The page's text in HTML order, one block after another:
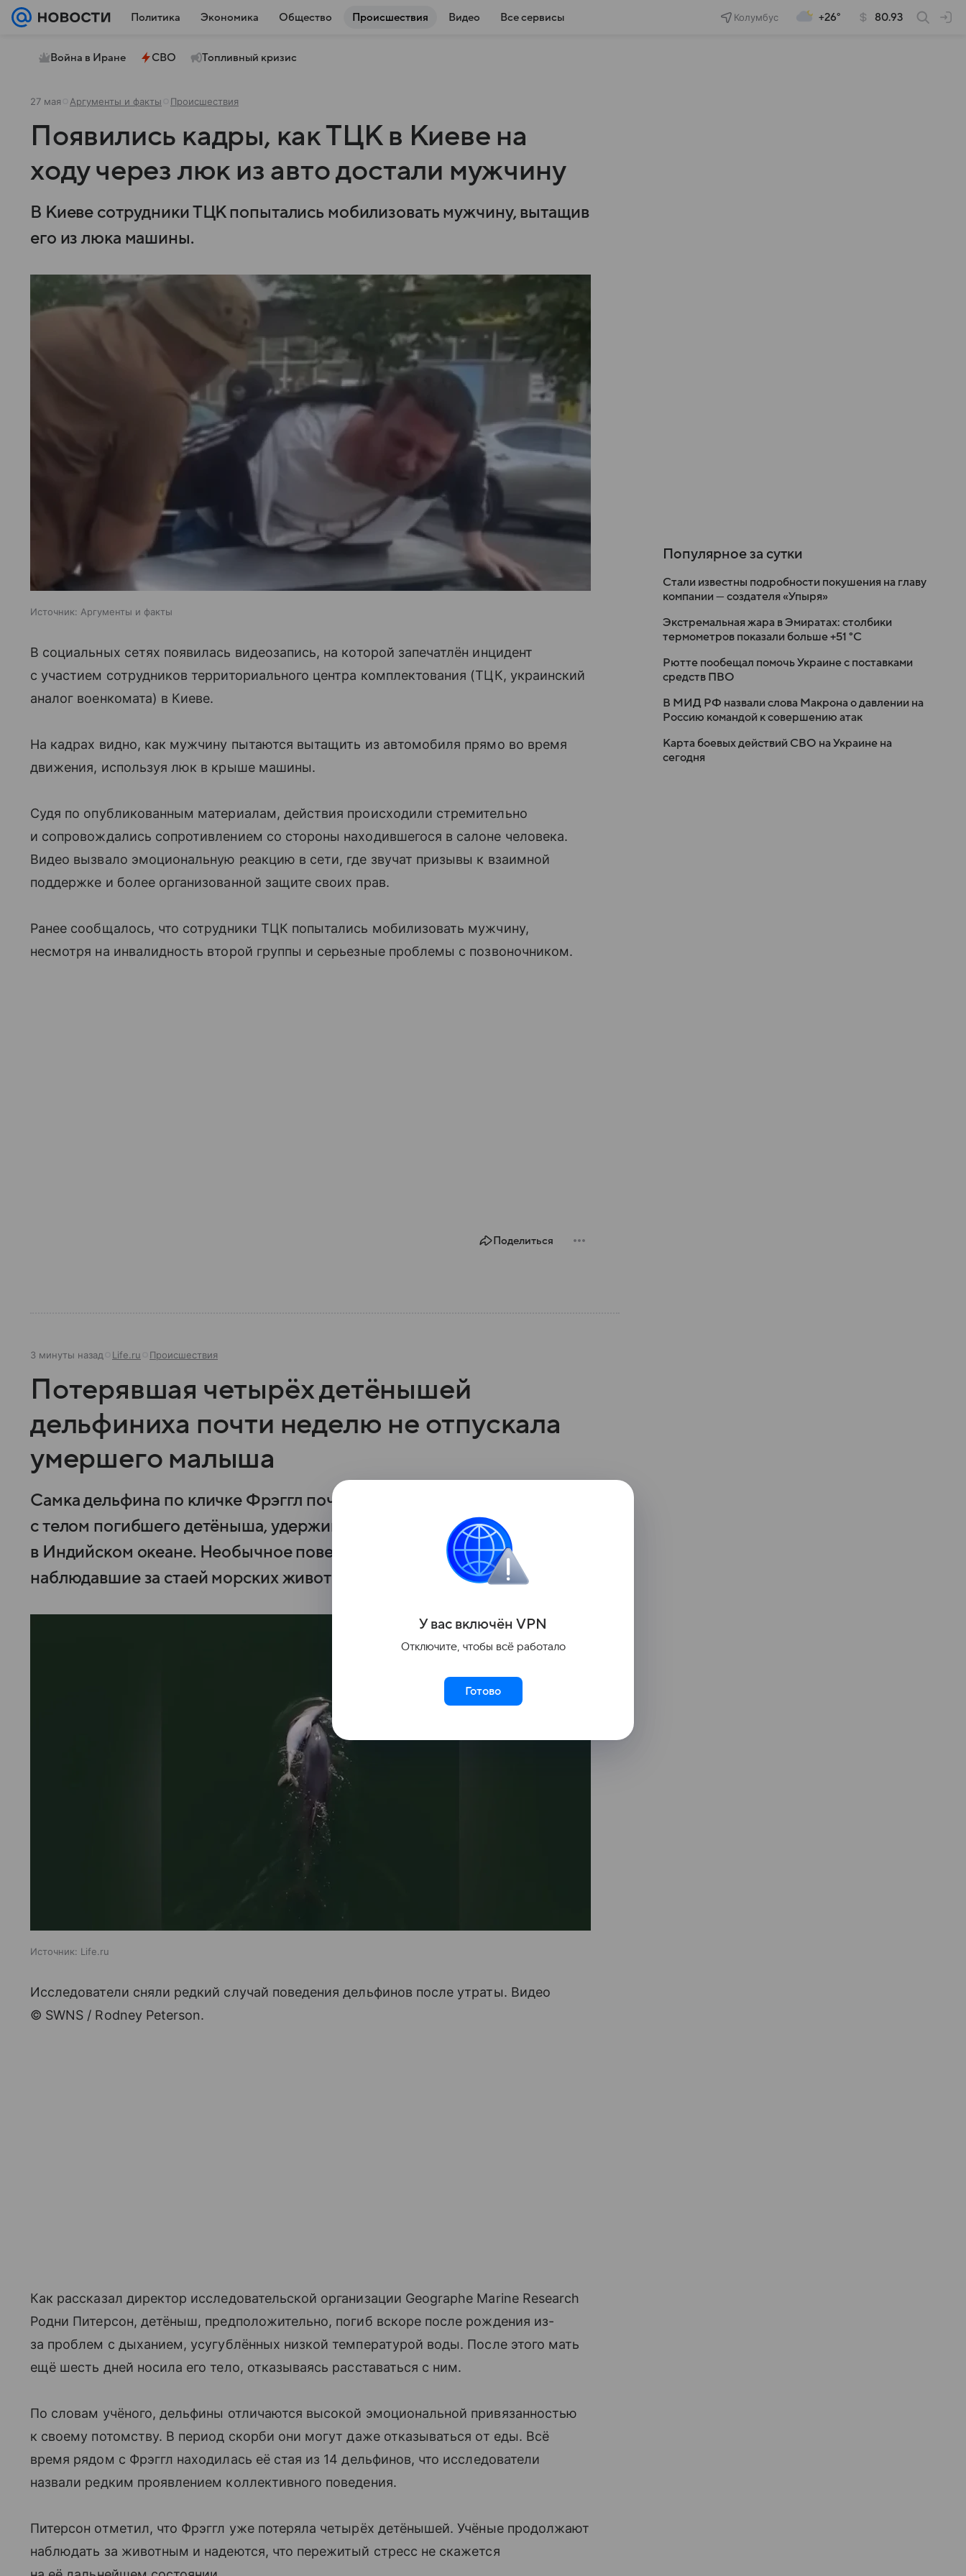
Политика Экономика Общество Происшествия Видео Все сервисы Колумбус +26° 80.93
Война в Иране СВО Топливный кризис
27 мая Аргументы и факты Происшествия
Появились кадры, как ТЦК в Киеве на
ходу через люк из авто достали мужчину
В Киеве сотрудники ТЦК попытались мобилизовать мужчину, вытащив
его из люка машины.
Источник: Аргументы и факты
В социальных сетях появилась видеозапись, на которой запечатлён инцидент
с участием сотрудников территориального центра комплектования (ТЦК, украинский
аналог военкомата) в Киеве.
На кадрах видно, как мужчину пытаются вытащить из автомобиля прямо во время
движения, используя люк в крыше машины.
Судя по опубликованным материалам, действия происходили стремительно
и сопровождались сопротивлением со стороны находившегося в салоне человека.
Видео вызвало эмоциональную реакцию в сети, где звучат призывы к взаимной
поддержке и более организованной защите своих прав.
Ранее сообщалось, что сотрудники ТЦК попытались мобилизовать мужчину,
несмотря на инвалидность второй группы и серьезные проблемы с позвоночником.
Поделиться
3 минуты назад Life.ru Происшествия
Потерявшая четырёх детёнышей
дельфиниха почти неделю не отпускала
умершего малыша
Самка дельфина по кличке Фрэггл почти неделю не расставалась
с телом погибшего детёныша, удерживая его на поверхности воды
в Индийском океане. Необычное поведение сняли исследователи,
наблюдавшие за стаей морских животных.
Источник: Life.ru
Исследователи сняли редкий случай поведения дельфинов после утраты. Видео
© SWNS / Rodney Peterson.
Как рассказал директор исследовательской организации Geographe Marine Research
Родни Питерсон, детёныш, предположительно, погиб вскоре после рождения из-
за проблем с дыханием, усугублённых низкой температурой воды. После этого мать
ещё шесть дней носила его тело, отказываясь расставаться с ним.
По словам учёного, дельфины отличаются высокой эмоциональной привязанностью
к своему потомству. В период скорби они могут даже отказываться от еды. Всё
время рядом с Фрэггл находилась её стая из 14 дельфинов, что исследователи
назвали редким проявлением коллективного поведения.
Питерсон отметил, что Фрэггл уже потеряла четырёх детёнышей. Учёные продолжают
наблюдать за животным и надеются, что пережитый стресс не скажется
Популярное за сутки
Стали известны подробности покушения на главу
компании — создателя «Упыря»
Экстремальная жара в Эмиратах: столбики
термометров показали больше +51 °C
Рютте пообещал помочь Украине с поставками
средств ПВО
В МИД РФ назвали слова Макрона о давлении на
Россию командой к совершению атак
Карта боевых действий СВО на Украине на
сегодня
У вас включён VPN
Отключите, чтобы всё работало
Готово